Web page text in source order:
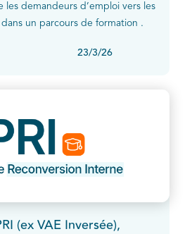
les demandeurs d’emploi vers les
un parcours de formation .
23/3/26
(ex VAE Inversée),